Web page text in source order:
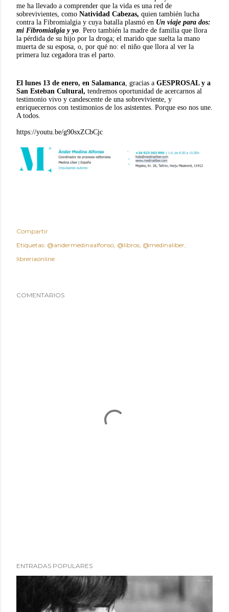
me ha llevado a comprender que la vida es una red de
sobrevivientes, como Natividad Cabezas, quien también lucha
contra la Fibromialgia y cuya batalla plasmó en Un viaje para dos:
mi Fibromialgia y yo . Pero también la madre de familia que llora
la pérdida de su hijo por la droga; el marido que suelta la mano
muerta de su esposa, o, por qué no: el niño que llora al ver la
primera luz cegadora tras el parto.
El lunes 13 de enero, en Salamanca , gracias a GESPROSAL y a
San Esteban Cultural, tendremos oportunidad de acercarnos al
testimonio vivo y candescente de una sobreviviente, y
enriquecernos con testimonios de los asistentes. Porque eso nos une.
A todos.
https://youtu.be/g90sxZCbCjc
Compartir
Etiquetas: @andermedinaalfonso @libros @medinaliber
libreriaonline
COMENTARIOS
ENTRADAS POPULARES